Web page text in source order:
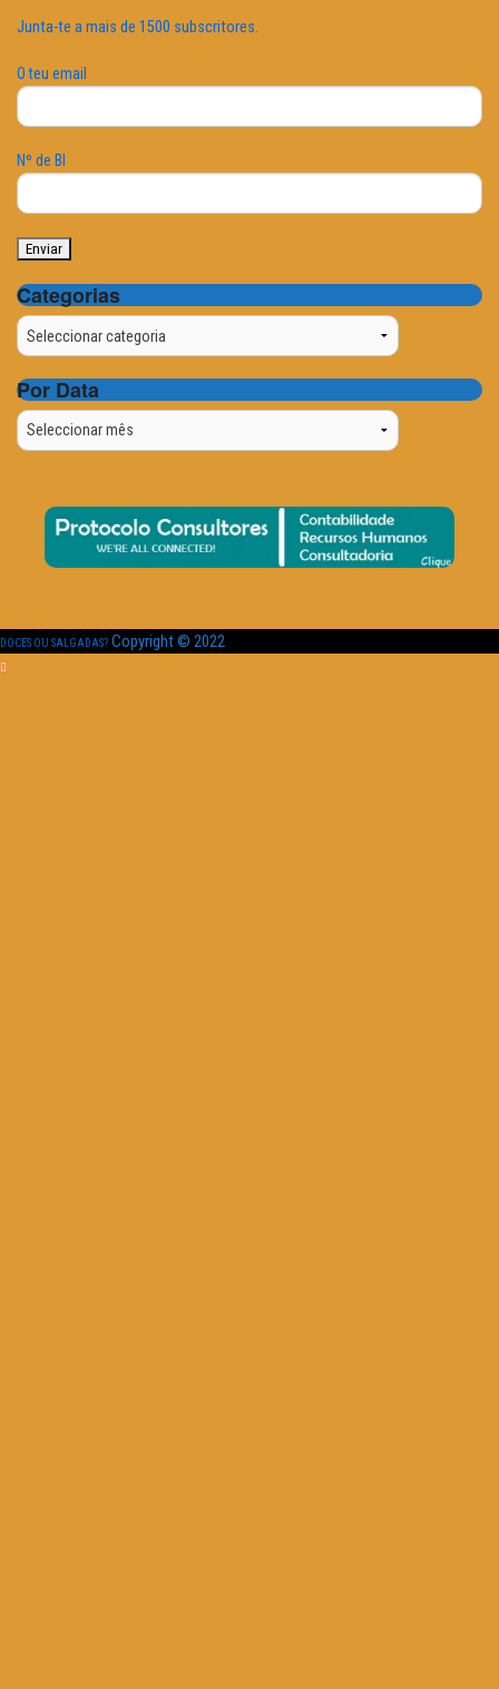
Junta-te a mais de 1500 subscritores.
O teu email
Nº de BI
Categorias
Categorias
Por Data
Por
Data
DOCES OU SALGADAS? Copyright © 2022